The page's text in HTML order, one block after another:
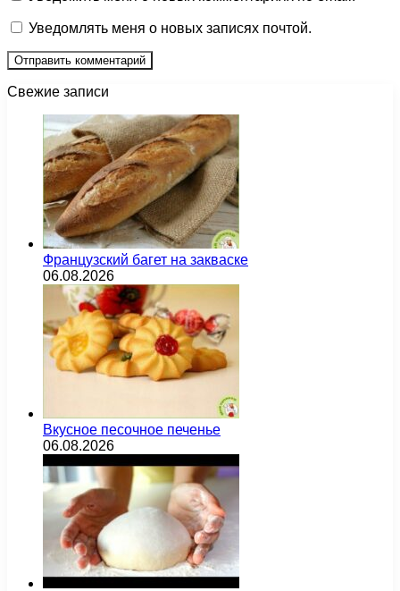
Уведомлять меня о новых записях почтой.
Свежие записи
Французский багет на закваске
06.08.2026
Вкусное песочное печенье
06.08.2026